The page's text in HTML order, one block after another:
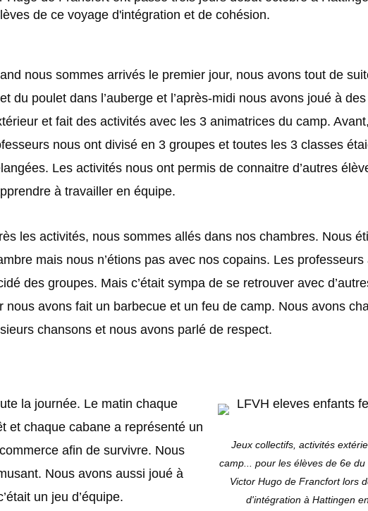
de ce voyage d'intégration et de cohésion.
nous sommes arrivés le premier jour, nous avons tout de
du poulet dans l’auberge et l’après-midi nous avons joué à
et fait des activités avec les 3 animatrices du camp.
nous ont divisé en 3 groupes et toutes les 3 classes
Les activités nous ont permis de connaitre d’autres
à travailler en équipe.
les activités, nous sommes allés dans nos chambres. Nous
mais nous n’étions pas avec nos copains. Les professeurs
des groupes. Mais c’était sympa de se retrouver avec
nous avons fait un barbecue et un feu de camp. Nous avons
chansons et nous avons parlé de respect.
la journée. Le matin chaque
et chaque cabane a représenté un
afin de survivre. Nous
Nous avons aussi joué à
un jeu d’équipe.
Jeux collectifs, activités
camp... pour les élèves de 6e
Victor Hugo de Francfort lors
d'intégration à Hattingen